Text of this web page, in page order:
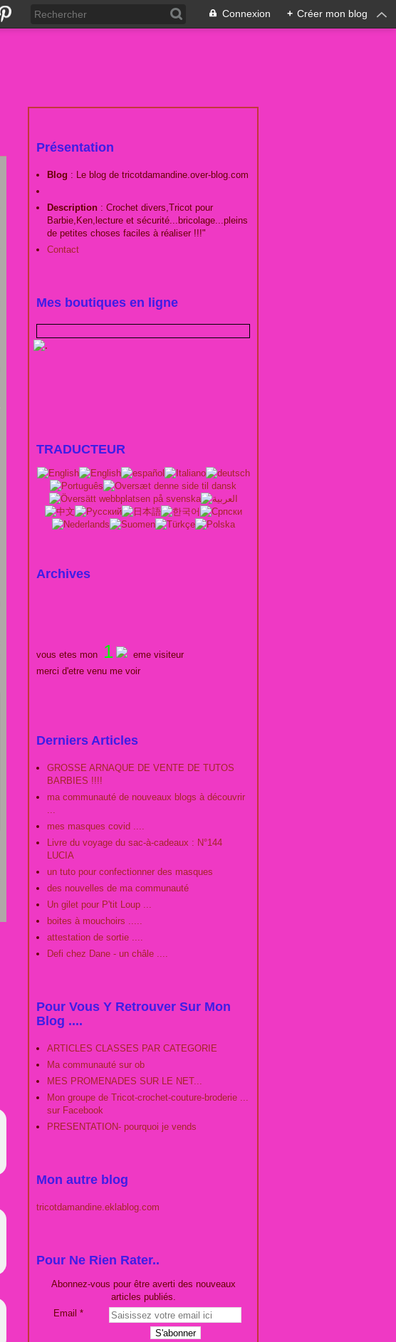
Connexion + Créer mon blog
Présentation
Blog : Le blog de tricotdamandine.over-blog.com
Description : Crochet divers,Tricot pour
Barbie,Ken,lecture et sécurité...bricolage...pleins
de petites choses faciles à réaliser !!!"
Contact
Mes boutiques en ligne
TRADUCTEUR
Archives
vous etes mon 1
eme visiteur
merci d'etre venu me voir
Derniers Articles
GROSSE ARNAQUE DE VENTE DE TUTOS
BARBIES !!!!
ma communauté de nouveaux blogs à découvrir
...
mes masques covid ....
Livre du voyage du sac-à-cadeaux : N°144
LUCIA
un tuto pour confectionner des masques
des nouvelles de ma communauté
Un gilet pour P'tit Loup ...
boites à mouchoirs .....
attestation de sortie ....
Defi chez Dane - un châle ....
Pour Vous Y Retrouver Sur Mon
Blog ....
ARTICLES CLASSES PAR CATEGORIE
Ma communauté sur ob
MES PROMENADES SUR LE NET...
Mon groupe de Tricot-crochet-couture-broderie ...
sur Facebook
PRESENTATION- pourquoi je vends
Mon autre blog
tricotdamandine.eklablog.com
Pour Ne Rien Rater..
Abonnez-vous pour être averti des nouveaux
articles publiés.
Email